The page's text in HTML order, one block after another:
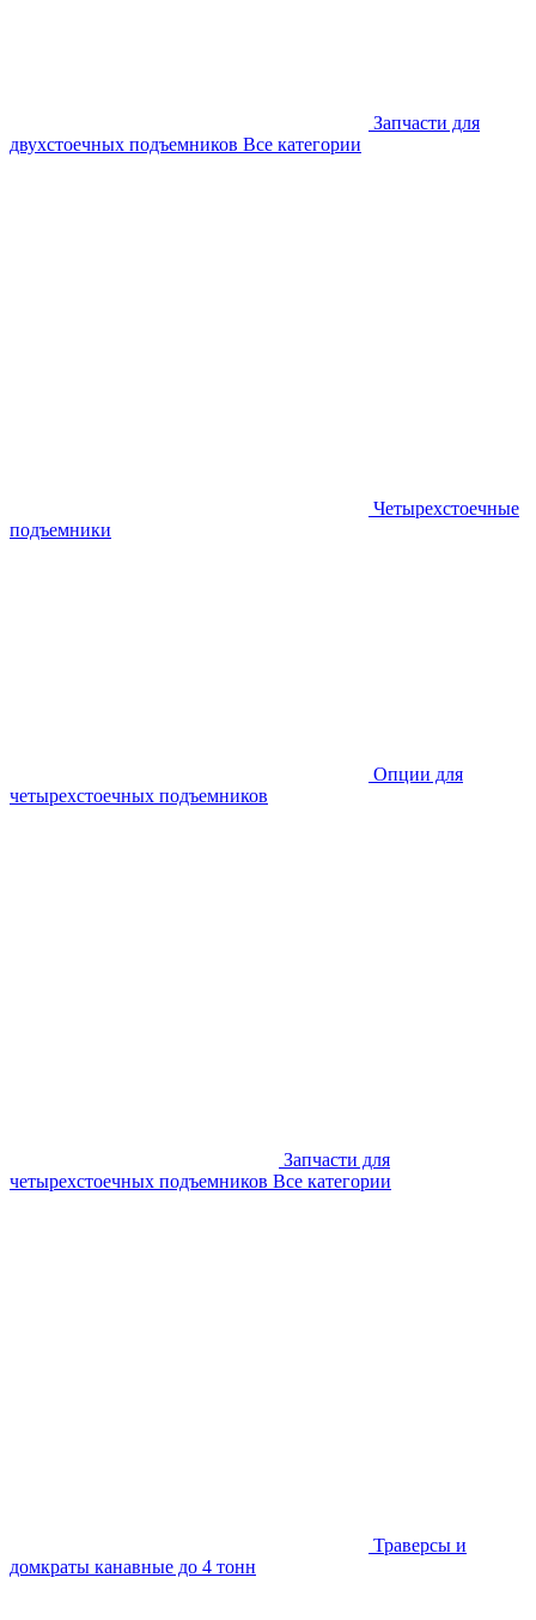
Запчасти для
двухстоечных подъемников Все категории
Четырехстоечные
подъемники
Опции для
четырехстоечных подъемников
Запчасти для
четырехстоечных подъемников Все категории
Траверсы и
домкраты канавные до 4 тонн